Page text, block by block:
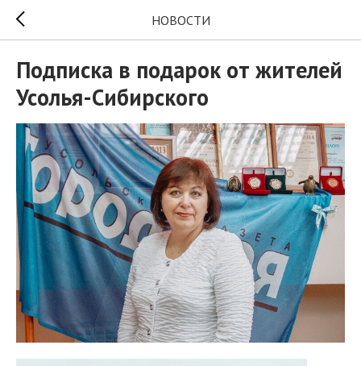
НОВОСТИ
Подписка в подарок от жителей
Усолья-Сибирского